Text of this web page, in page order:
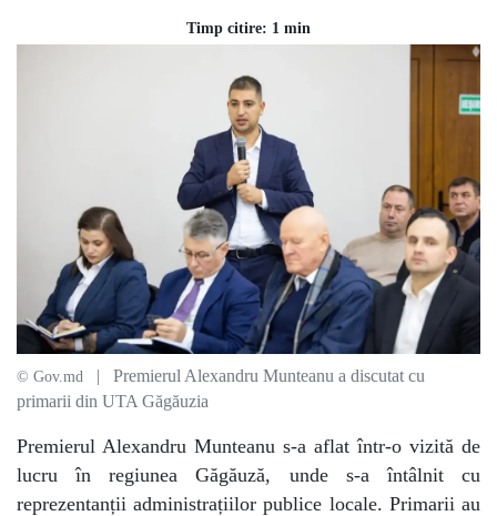
© Gov.md
| Premierul Alexandru Munteanu a discutat cu
primarii din UTA Găgăuzia
Premierul Alexandru Munteanu s-a aflat într-o vizită de
lucru în regiunea Găgăuză, unde s-a întâlnit cu
reprezentanții administrațiilor publice locale. Primarii au
Timp citire: 1 min